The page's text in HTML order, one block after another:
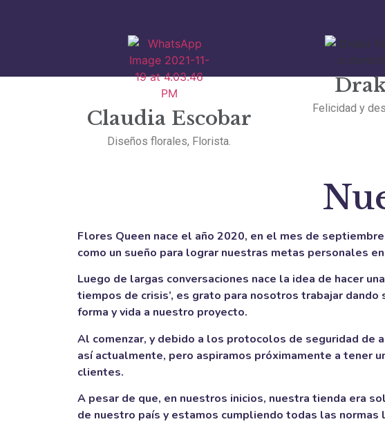
Claudia Escobar
Diseños florales, Florista.
Felicidad y
Flores Queen nace el año 2020, en el mes de
como un sueño para lograr nuestras metas personales
Luego de largas conversaciones nace la idea de hacer
tiempos de crisis’, es grato para nosotros trabajar
forma y vida a nuestro proyecto.
Al comenzar, y debido a los protocolos de seguridad de
así actualmente, pero aspiramos próximamente a tener
clientes.
A pesar de que, en nuestros inicios, nuestra tienda era
de nuestro país y estamos cumpliendo todas las normas